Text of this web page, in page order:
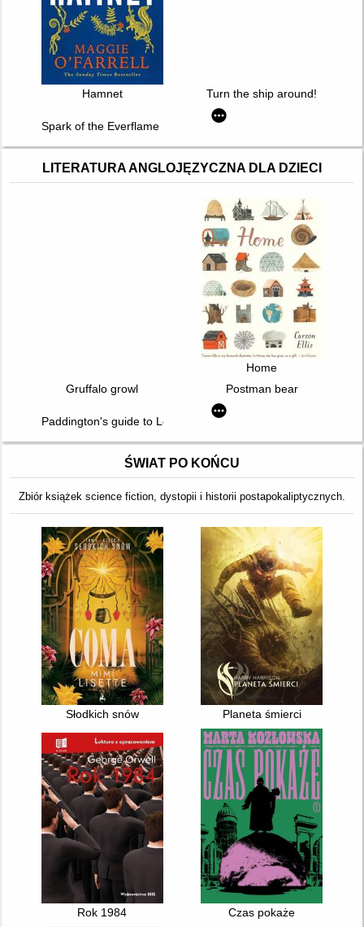
Hamnet Turn the ship around!
Spark of the Everflame : The Kindred`s Curse Saga. Book 1
LITERATURA ANGLOJĘZYCZNA DLA DZIECI
Home
Gruffalo growl
Postman bear
Paddington's guide to London : a bear's eye view
ŚWIAT PO KOŃCU
Zbiór książek science fiction, dystopii i historii postapokaliptycznych.
Słodkich snów Planeta śmierci
Rok 1984 Czas pokaże